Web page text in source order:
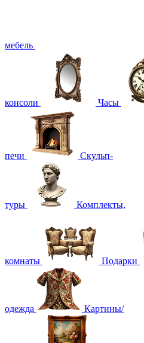
мебель
консоли Часы
печи Скульп-
туры Комплекты,
комнаты Подарки
одежда Картины/